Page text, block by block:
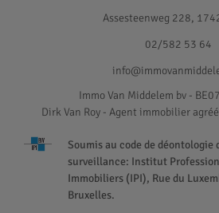
Assesteenweg 228,
02/582 53 64
Immo Van Middelem bv -
Dirk Van Roy - Agent immobilier agréé
Soumis au code de déontologie
surveillance: Institut
Immobiliers (IPI), Rue du
Bruxelles.